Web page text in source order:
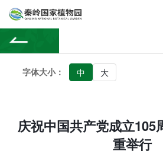
字体大小： 中 大
庆祝中国共产党成立105
重举行